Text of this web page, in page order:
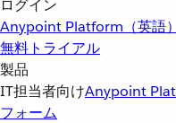
ログイン
Anypoint Platform（英語）
無料トライアル
製品
IT担当者向けAnypoint
フォーム